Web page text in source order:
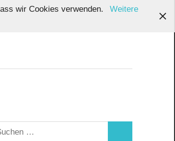
wir Cookies verwenden.
Weitere